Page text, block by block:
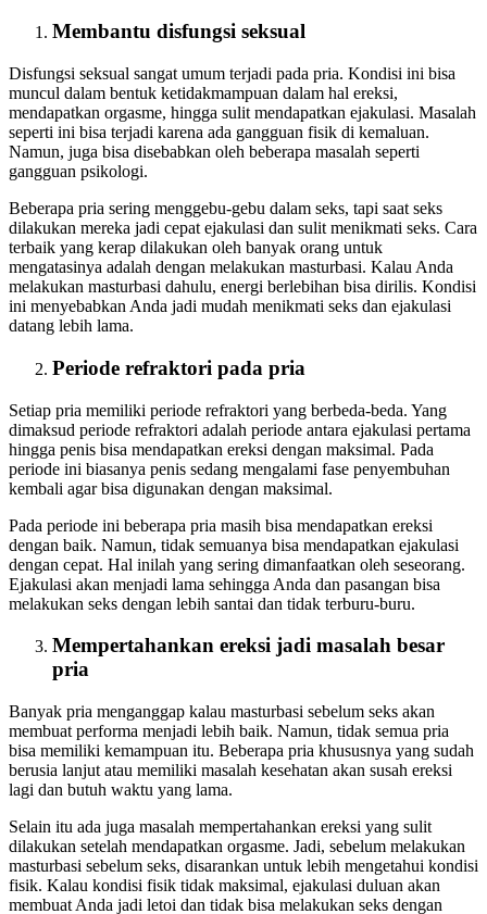
Membantu disfungsi seksual
Disfungsi seksual sangat umum terjadi pada pria. Kondisi ini bisa
muncul dalam bentuk ketidakmampuan dalam hal ereksi,
mendapatkan orgasme, hingga sulit mendapatkan ejakulasi. Masalah
seperti ini bisa terjadi karena ada gangguan fisik di kemaluan.
Namun, juga bisa disebabkan oleh beberapa masalah seperti
gangguan psikologi.
Beberapa pria sering menggebu-gebu dalam seks, tapi saat seks
dilakukan mereka jadi cepat ejakulasi dan sulit menikmati seks. Cara
terbaik yang kerap dilakukan oleh banyak orang untuk
mengatasinya adalah dengan melakukan masturbasi. Kalau Anda
melakukan masturbasi dahulu, energi berlebihan bisa dirilis. Kondisi
ini menyebabkan Anda jadi mudah menikmati seks dan ejakulasi
datang lebih lama.
Periode refraktori pada pria
Setiap pria memiliki periode refraktori yang berbeda-beda. Yang
dimaksud periode refraktori adalah periode antara ejakulasi pertama
hingga penis bisa mendapatkan ereksi dengan maksimal. Pada
periode ini biasanya penis sedang mengalami fase penyembuhan
kembali agar bisa digunakan dengan maksimal.
Pada periode ini beberapa pria masih bisa mendapatkan ereksi
dengan baik. Namun, tidak semuanya bisa mendapatkan ejakulasi
dengan cepat. Hal inilah yang sering dimanfaatkan oleh seseorang.
Ejakulasi akan menjadi lama sehingga Anda dan pasangan bisa
melakukan seks dengan lebih santai dan tidak terburu-buru.
Mempertahankan ereksi jadi masalah besar
pria
Banyak pria menganggap kalau masturbasi sebelum seks akan
membuat performa menjadi lebih baik. Namun, tidak semua pria
bisa memiliki kemampuan itu. Beberapa pria khususnya yang sudah
berusia lanjut atau memiliki masalah kesehatan akan susah ereksi
lagi dan butuh waktu yang lama.
Selain itu ada juga masalah mempertahankan ereksi yang sulit
dilakukan setelah mendapatkan orgasme. Jadi, sebelum melakukan
masturbasi sebelum seks, disarankan untuk lebih mengetahui kondisi
fisik. Kalau kondisi fisik tidak maksimal, ejakulasi duluan akan
membuat Anda jadi letoi dan tidak bisa melakukan seks dengan